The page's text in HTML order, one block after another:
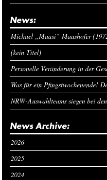
News:
Michael „Maasi“ Maashofer
(kein Titel)
Personelle Veränderung in der
News Archive:
2026
2025
2024